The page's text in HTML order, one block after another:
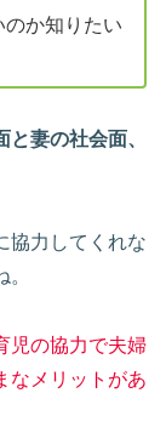
か知りたい
妻の社会面、
協力してくれな
児の協力で夫婦
なメリットがあ